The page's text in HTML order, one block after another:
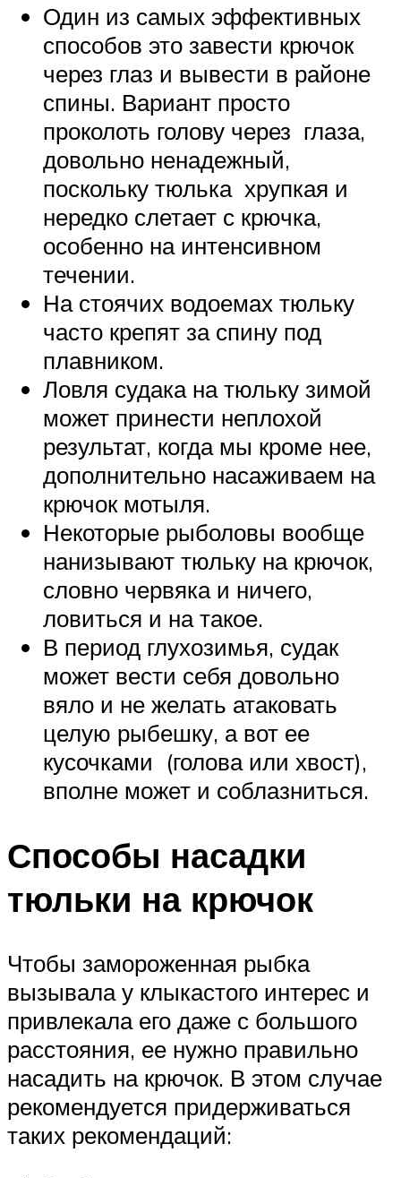
Один из самых эффективных
способов это завести крючок
через глаз и вывести в районе
спины. Вариант просто
проколоть голову через глаза,
довольно ненадежный,
поскольку тюлька хрупкая и
нередко слетает с крючка,
особенно на интенсивном
течении.
На стоячих водоемах тюльку
часто крепят за спину под
плавником.
Ловля судака на тюльку зимой
может принести неплохой
результат, когда мы кроме нее,
дополнительно насаживаем на
крючок мотыля.
Некоторые рыболовы вообще
нанизывают тюльку на крючок,
словно червяка и ничего,
ловиться и на такое.
В период глухозимья, судак
может вести себя довольно
вяло и не желать атаковать
целую рыбешку, а вот ее
кусочками (голова или хвост),
вполне может и соблазниться.
Способы насадки
тюльки на крючок
Чтобы замороженная рыбка
вызывала у клыкастого интерес и
привлекала его даже с большого
расстояния, ее нужно правильно
насадить на крючок. В этом случае
рекомендуется придерживаться
таких рекомендаций: